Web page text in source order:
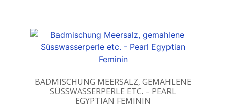
BADMISCHUNG MEERSALZ, GEMAHLENE
SÜSSWASSERPERLE ETC. – PEARL
EGYPTIAN FEMININ